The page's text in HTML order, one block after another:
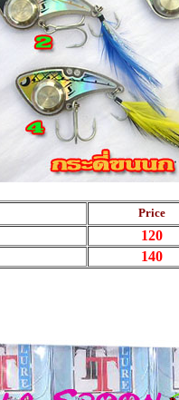
Price
120
140